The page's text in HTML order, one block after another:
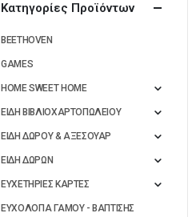
Κατηγορίες Προϊόντων
BEETHOVEN
GAMES
HOME SWEET HOME
ΕΙΔΗ ΒΙΒΛΙΟΧΑΡΤΟΠΩΛΕΙΟΥ
ΕΙΔΗ ΔΩΡΟΥ & ΑΞΕΣΟΥΑΡ
ΕΙΔΗ ΔΩΡΩΝ
ΕΥΧΕΤΗΡΙΕΣ ΚΑΡΤΕΣ
ΕΥΧΟΛΟΓΙΑ ΓΑΜΟΥ - ΒΑΠΤΙΣΗΣ